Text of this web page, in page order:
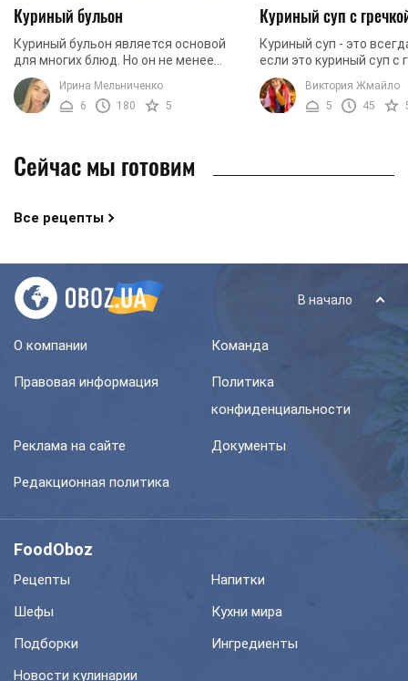
Куриный бульон
Куриный бульон является основой
для многих блюд. Но он не менее
вкусный в виде самостоятельного
первого блюда с овощами. Горячий
куриный бульон ...
Ирина Мельниченко
6
180 5
Куриный суп с
Куриный суп - это
если это куриный суп с
это вкуснее вдвойне.
хотим предложить вам
вкусный рецепт этого ...
Виктория Жмайло
5
45
Сейчас мы готовим
Все рецепты
В начало
О компании Команда
Правовая информация
Политика
конфиденциальности
Реклама на сайте Документы
Редакционная политика
FoodOboz
Рецепты
Напитки
Шефы
Кухни мира
Подборки
Ингредиенты
Новости кулинарии